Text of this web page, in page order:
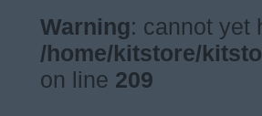
Warning: cannot yet
/home/kitstore/
on line 209